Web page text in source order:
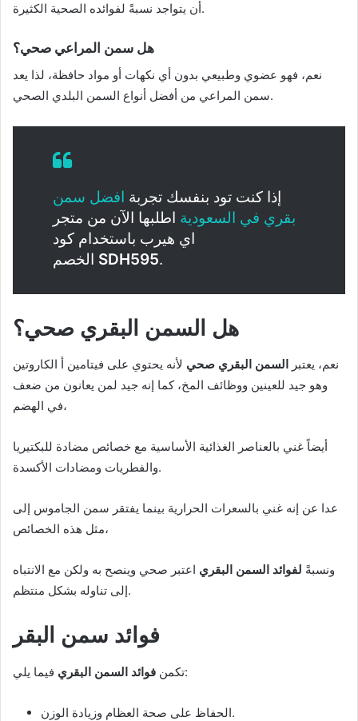
أن يتواجد نسبةً لفوائده الصحية الكثيرة.
هل سمن المراعي صحي؟
نعم، فهو عضوي وطبيعي بدون أي نكهات أو مواد حافظة، لذا يعد
سمن المراعي من أفضل أنواع السمن البلدي الصحي.
إذا كنت تود بنفسك تجربة افضل سمن
بقري في السعودية اطلبها الآن من متجر
اي هيرب باستخدام كود
SDH595.
هل السمن البقري صحي؟
نعم، يعتبر السمن البقري صحي لأنه يحتوي على فيتامين أ الكاروتين
وهو جيد للعينين ووظائف المخ، كما إنه جيد لمن يعانون من ضعف
في الهضم،
أيضاً غني بالعناصر الغذائية الأساسية مع خصائص مضادة للبكتيريا
والفطريات ومضادات الأكسدة.
عدا عن إنه غني بالسعرات الحرارية بينما يفتقر سمن الجاموس إلى
مثل هذه الخصائص،
ونسبةً لفوائد السمن البقري اعتبر صحي وينصح به ولكن مع الانتباه
إلى تناوله بشكل منتظم.
فوائد سمن البقر
تكمن فوائد السمن البقري فيما يلي:
الحفاظ على صحة العظام وزيادة الوزن.